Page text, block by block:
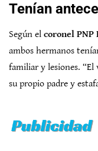
Tenían
Según el coronel
ambos hermanos
familiar y lesiones.
su propio padre y